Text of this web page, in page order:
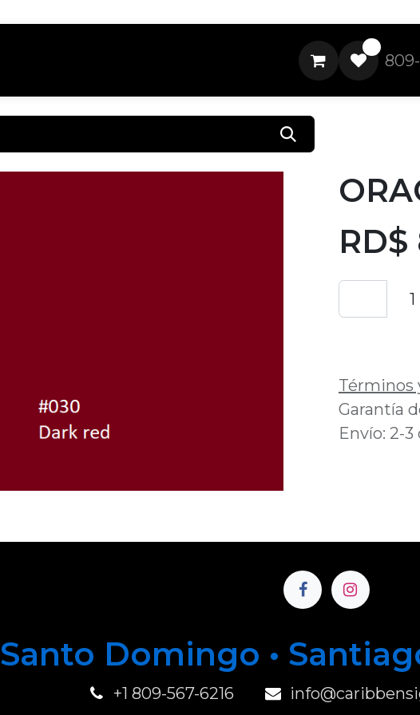
RD$
Términos
Garantía
Envío: 2-3
Santo Domingo •
+1 809-567-6216